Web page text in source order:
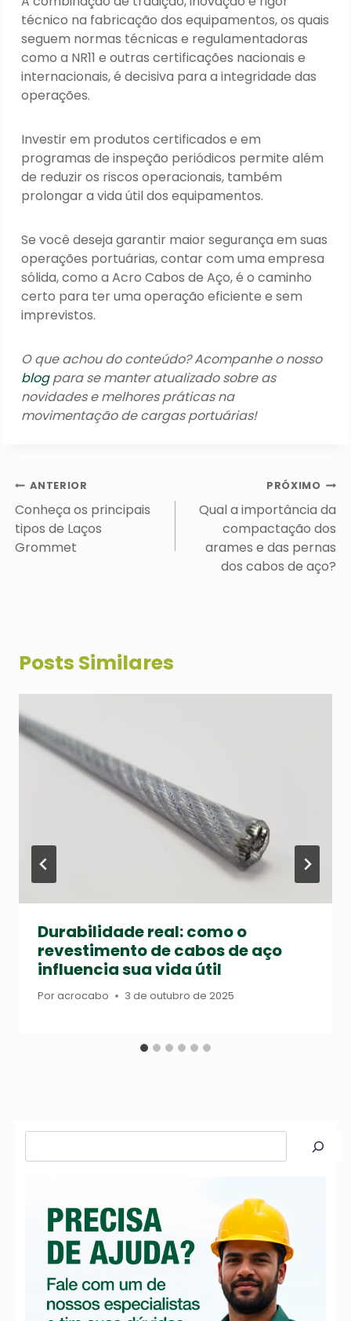
técnico na fabricação dos equipamentos, os quais
seguem normas técnicas e regulamentadoras
como a NR11 e outras certificações nacionais e
internacionais, é decisiva para a integridade das
operações.
Investir em produtos certificados e em
programas de inspeção periódicos permite além
de reduzir os riscos operacionais, também
prolongar a vida útil dos equipamentos.
Se você deseja garantir maior segurança em suas
operações portuárias, contar com uma empresa
sólida, como a Acro Cabos de Aço, é o caminho
certo para ter uma operação eficiente e sem
imprevistos.
O que achou do conteúdo? Acompanhe o nosso
blogpara se manter atualizado sobre as
novidades e melhores práticas na
movimentação de cargas portuárias!
Navegação
de
Post
ANTERIOR
Conheça os principais
tipos de Laços
Grommet
PRÓXIMO
Qual a importância da
compactação dos
arames e das pernas
dos cabos de aço?
Posts Similares
Durabilidade real: como o
revestimento de cabos de aço
influencia sua vida útil
Poracrocabo 3 de outubro de 2025